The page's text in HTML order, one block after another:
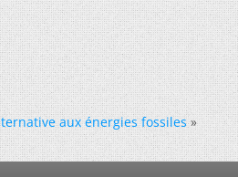
aux énergies fossiles »